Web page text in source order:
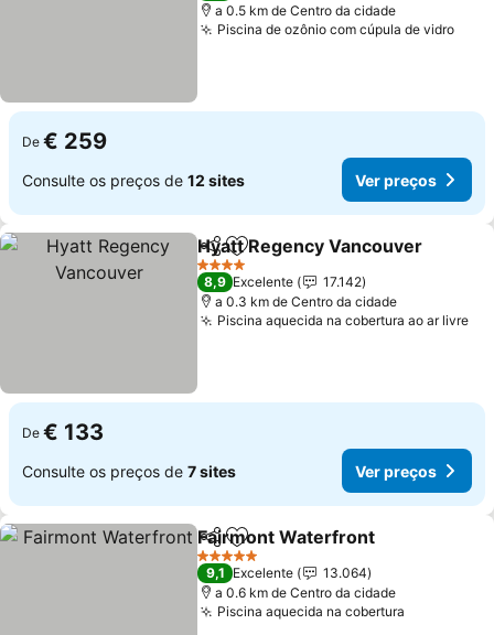
a 0.5 km de Centro da cidade
Piscina de ozônio com cúpula de vidro
De € 259
Consulte os preços de 12 sites Ver preços
PartilharAdicionar aos favoritos
Hyatt Regency Vancouver
4 Estrelas
8,9 Excelente
17.142
a 0.3 km de Centro da cidade
Piscina aquecida na cobertura ao ar livre
De € 133
Consulte os preços de 7 sites Ver preços
PartilharAdicionar aos favoritos
Fairmont Waterfront
5 Estrelas
9,1 Excelente
13.064
a 0.6 km de Centro da cidade
Piscina aquecida na cobertura